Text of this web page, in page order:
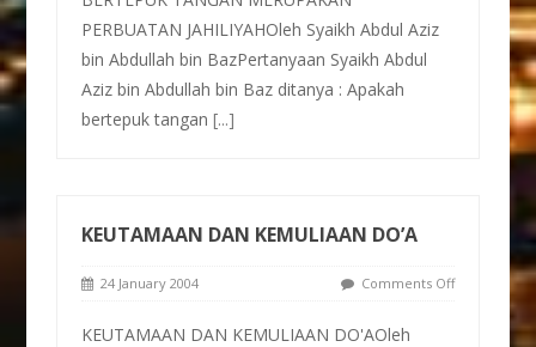
PERBUATAN JAHILIYAHOleh Syaikh Abdul Aziz
bin Abdullah bin BazPertanyaan Syaikh Abdul
Aziz bin Abdullah bin Baz ditanya : Apakah
bertepuk tangan[...]
KEUTAMAAN DAN KEMULIAAN DO’A
24 January 2004 Comments Off
KEUTAMAAN DAN KEMULIAAN DO'AOleh